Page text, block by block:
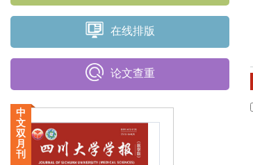
在线排版
论文查重
中
文
双
月
刊